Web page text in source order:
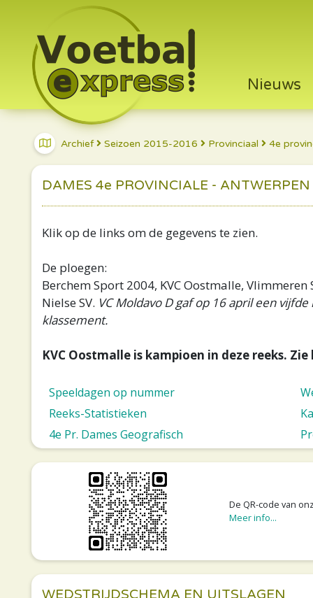
Nieuws
Archief Seizoen 2015-2016 Provinciaal 4e
DAMES 4e PROVINCIALE -
Klik op de links om de gegevens te zien.
De ploegen:
Berchem Sport 2004, KVC Oostmalle,
Nielse SV. VC Moldavo D gaf op 16 april een
klassement.
KVC Oostmalle is kampioen in deze reeks.
Speeldagen op nummer
Reeks-Statistieken
4e Pr. Dames Geografisch
De QR-code van
Meer info...
WEDSTRIJDSCHEMA EN UITSLAGEN